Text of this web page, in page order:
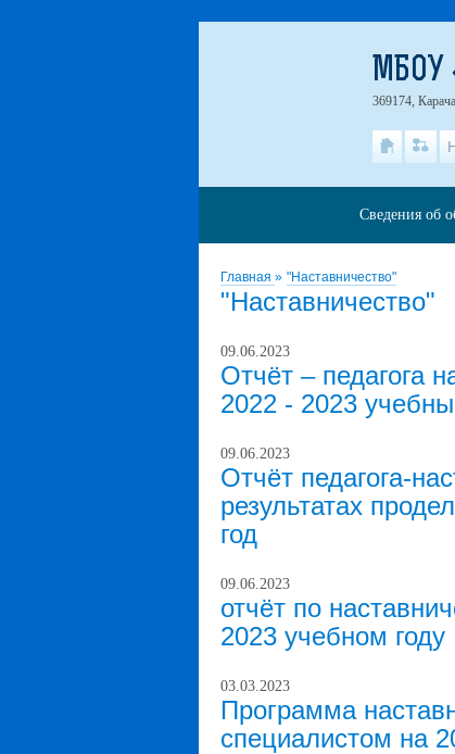
Главная » "Наставничество"
"Наставничество"
09.06.2023
Отчёт – педагога
2022 - 2023
09.06.2023
Отчёт педагога-
результатах
год
09.06.2023
отчёт по
2023 учебном году
03.03.2023
Программа
специалистом на
МБОУ
369174,
Сведения об